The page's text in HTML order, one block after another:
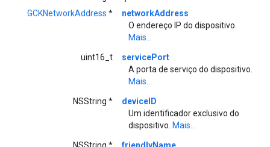
GCKNetworkAddress *
networkAddress
O endereço IP do dispositivo.
Mais...
uint16_t
servicePort
A porta de serviço do dispositivo.
Mais...
NSString *
deviceID
Um identificador exclusivo do
dispositivo. Mais...